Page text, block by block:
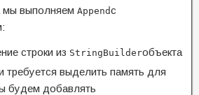
мы выполняем Appendс
строки из StringBuilderобъекта
требуется выделить память для
будем добавлять